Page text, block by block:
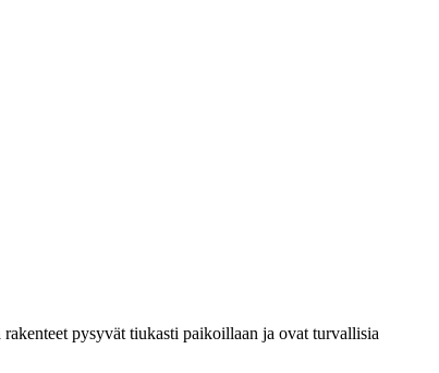
pysyvät tiukasti paikoillaan ja ovat turvallisia